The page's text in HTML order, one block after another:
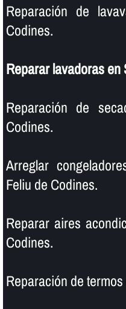
Reparación de
Codines.
Reparar lavadoras
Reparación de
Codines.
Arreglar
Feliu de Codines.
Reparar aires
Codines.
Reparación de